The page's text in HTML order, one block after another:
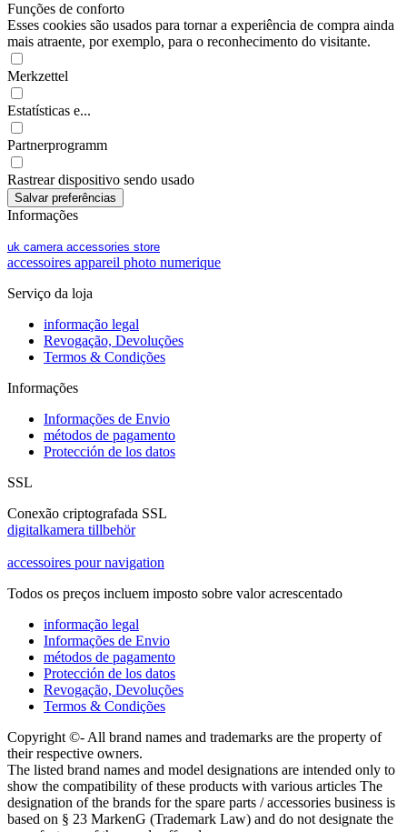
Funções de conforto
Esses cookies são usados para tornar a experiência de compra ainda
mais atraente, por exemplo, para o reconhecimento do visitante.
Merkzettel
Estatísticas e...
Partnerprogramm
Rastrear dispositivo sendo usado
Informações
uk camera accessories store
accessoires appareil photo numerique
Serviço da loja
informação legal
Revogação, Devoluções
Termos & Condições
Informações
Informações de Envio
métodos de pagamento
Protección de los datos
SSL
Conexão criptografada SSL
digitalkamera tillbehör
accessoires pour navigation
Todos os preços incluem imposto sobre valor acrescentado
informação legal
Informações de Envio
métodos de pagamento
Protección de los datos
Revogação, Devoluções
Termos & Condições
Copyright ©- All brand names and trademarks are the property of
their respective owners.
The listed brand names and model designations are intended only to
show the compatibility of these products with various articles The
designation of the brands for the spare parts / accessories business is
based on § 23 MarkenG (Trademark Law) and do not designate the